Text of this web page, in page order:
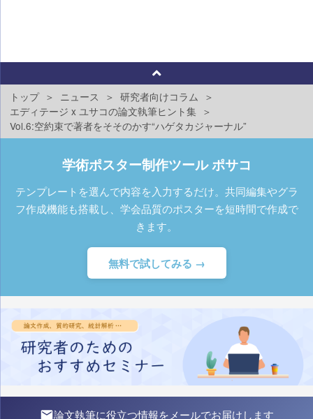
トップ ニュース
研究者向けコラム
エディテージ x ユサコの論文執筆ヒント集
Vol.6:空約束で著者をそそのかす“ハゲタカジャーナル”
学術ポスター制作ツール ポサコ
テンプレートを選んで内容を入力するだけ。共同編集やグラ
フ作成機能も搭載し、学会品質のポスターを短時間で作成で
きます。
無料で試してみる →
論文執筆に役立つ情報をメールでお届けします